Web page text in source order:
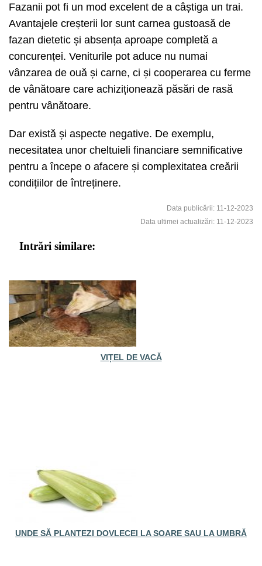
Fazanii pot fi un mod excelent de a câștiga un trai.
Avantajele creșterii lor sunt carnea gustoasă de
fazan dietetic și absența aproape completă a
concurenței. Veniturile pot aduce nu numai
vânzarea de ouă și carne, ci și cooperarea cu ferme
de vânătoare care achiziționează păsări de rasă
pentru vânătoare.
Dar există și aspecte negative. De exemplu,
necesitatea unor cheltuieli financiare semnificative
pentru a începe o afacere și complexitatea creării
condițiilor de întreținere.
Data publicării: 11-12-2023
Data ultimei actualizări: 11-12-2023
Intrări similare:
VIȚEL DE VACĂ
UNDE SĂ PLANTEZI DOVLECEI LA SOARE SAU LA UMBRĂ